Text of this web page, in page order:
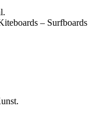
– Surfboards